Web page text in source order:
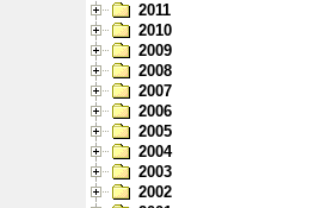
2011
2010
2009
2008
2007
2006
2005
2004
2003
2002